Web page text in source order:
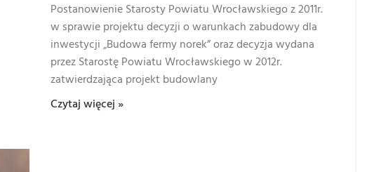
Postanowienie Starosty Powiatu Wrocławskiego z 2011r.
w sprawie projektu decyzji o warunkach zabudowy dla
inwestycji „Budowa fermy norek” oraz decyzja wydana
przez Starostę Powiatu Wrocławskiego w 2012r.
zatwierdzająca projekt budowlany
Czytaj więcej »